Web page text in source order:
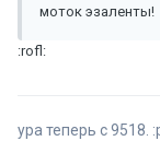
моток эзаленты!
:rofl:
ура теперь с 9518.